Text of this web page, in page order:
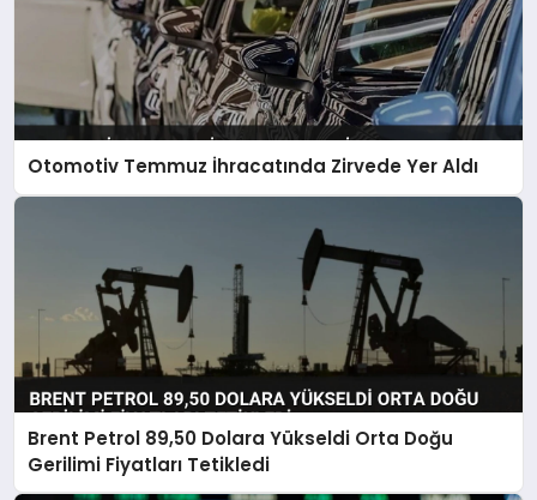
Otomotiv Temmuz İhracatında Zirvede Yer Aldı
Brent Petrol 89,50 Dolara Yükseldi Orta Doğu
Gerilimi Fiyatları Tetikledi